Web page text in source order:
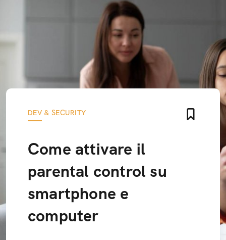
DEV & SECURITY
Come attivare il
parental control su
smartphone e
computer